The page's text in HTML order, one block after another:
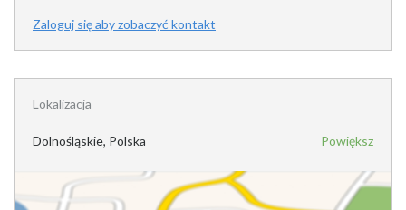
Zaloguj się aby zobaczyć kontakt
Lokalizacja
Dolnośląskie, Polska Powiększ